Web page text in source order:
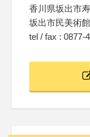
香川県坂出市
坂出市民美術
tel / fax : 0877-